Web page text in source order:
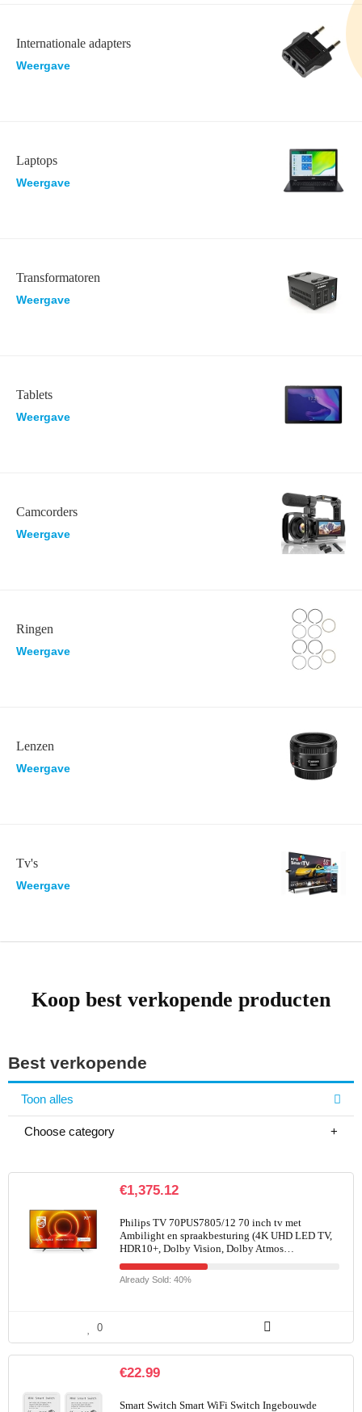
Internationale adapters
Weergave
Laptops
Weergave
Transformatoren
Weergave
Tablets
Weergave
Camcorders
Weergave
Ringen
Weergave
Lenzen
Weergave
Tv's
Weergave
Koop best verkopende producten
Best verkopende
Toon alles
Choose category
€1,375.12
Philips TV 70PUS7805/12 70 inch tv met
Ambilight en spraakbesturing (4K UHD LED TV,
HDR10+, Dolby Vision, Dolby Atmos…
Already Sold: 40%
0
€22.99
Smart Switch Smart WiFi Switch Ingebouwde